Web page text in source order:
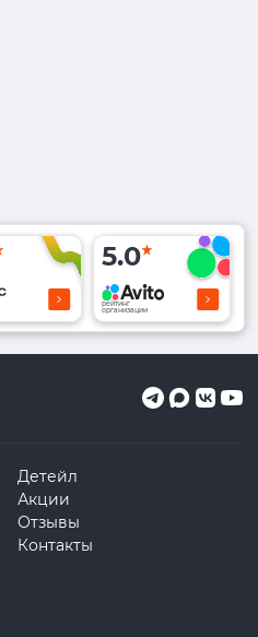
5.0
рейтинг
организации
Детейл
Акции
Отзывы
Контакты